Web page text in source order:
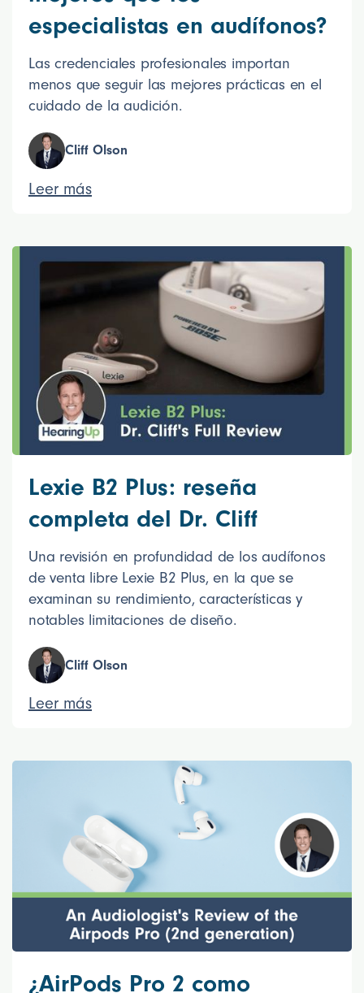
especialistas en audífonos?
Las credenciales profesionales importan
menos que seguir las mejores prácticas en el
cuidado de la audición.
Cliff Olson
Leer más
Lexie B2 Plus: reseña
completa del Dr. Cliff
Una revisión en profundidad de los audífonos
de venta libre Lexie B2 Plus, en la que se
examinan su rendimiento, características y
notables limitaciones de diseño.
Cliff Olson
Leer más
¿AirPods Pro 2 como